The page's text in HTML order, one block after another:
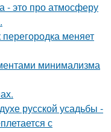
- это про атмосферу
меняет
минимализма
русской усадьбы -
с